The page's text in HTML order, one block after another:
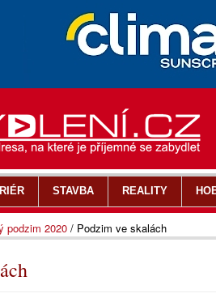
podzim 2020 / Podzim ve skalách
STAVBA REALITY